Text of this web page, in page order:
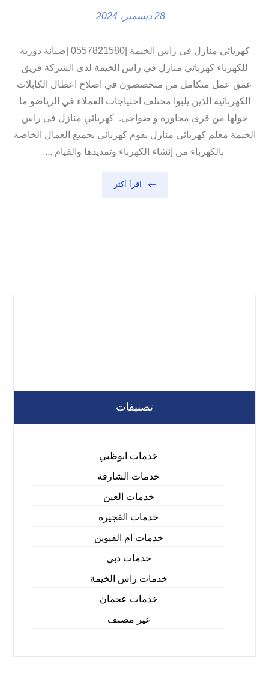
28 ديسمبر، 2024
كهربائي منازل في راس الخيمة |0557821580 |صيانة دورية
للكهرباء كهربائي منازل في راس الخيمة لدى الشركة فريق
عمق عمل متكامل من متخصصون في اصلاح اعطال الكابلات
الكهربائية الذين يلبوا مختلف احتياجات العملاء في الرياضو ما
حولها من قرى مجاورة و ضواحي. كهربائي منازل في راس
الخيمة معلم كهربائي منازل يقوم كهربائي بجميع العمال الخاصة
بالكهرباء من إنشاء الكهرباء وتمديدها والقيام ...
اقرأ أكثر
تصنيفات
خدمات ابوظبي
خدمات الشارقة
خدمات العين
خدمات الفجيرة
خدمات ام القيوين
خدمات دبي
خدمات راس الخيمة
خدمات عجمان
غير مصنف